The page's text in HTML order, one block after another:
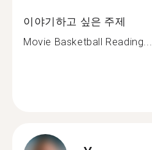
이야기하고 싶은 주제
Movie Basketball Reading...